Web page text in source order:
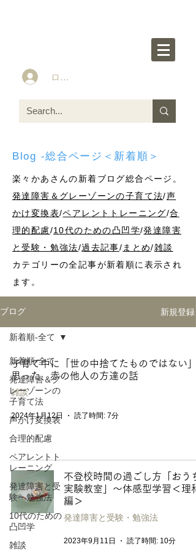
ログイン
Blog -総合ページ＜新着順＞
楽々かあさんの新着ブログ総合ページ。
発達障害＆グレーゾーンの子育て法/声
かけ変換表/ペアレントトレーニング/合
理的配慮/10代のための凸凹学/発達障害
と受験・勉強法/過去記事/ まとめ/雑談
カテゴリーの全記事が新着順に表示され
ます。
ブログ 新規登録
新着順-全て
発達障害＆グ
レーゾーンの
子育て法
声かけ変換表
合理的配慮
ペアレントト
レーニング
発達障害と受
験・勉強法
10代のための
凸凹学
雑談
新着順-全て
子育て中に「世の中捨てたものではない」
思った、赤の他人の方達の話
雑談
2024年1月12日 読了時間: 7分
不登校時間の過ごし方「おうち
実験教室」〜体感型学習＜理科
編＞
発達障害と受験・勉強法
2023年9月11日 読了時間: 10分